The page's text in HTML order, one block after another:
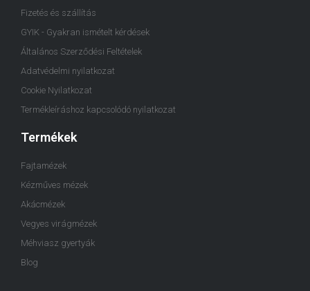
Fizetés és szállítás
GYIK - Gyakran ismételt kérdések
Általános Szerződési Feltételek
Adatvédelmi nyilatkozat
Cookie Nyilatkozat
Termékleíráshoz kapcsolódó nyilatkozat
Termékek
Fajtamézek
Kézműves mézek
Akácmézek
Vegyes virágmézek
Méhviasz gyertyák
Blog